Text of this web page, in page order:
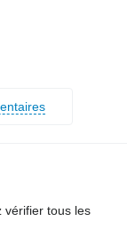
vérifier tous les